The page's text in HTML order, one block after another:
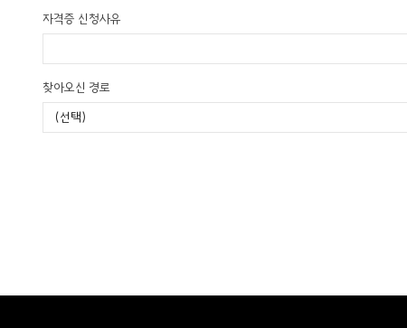
다만, 다음의 사유에 해당하는 경우에는 해당 기간 종료 시까지
1) 「전자상거래 등에서의 소비자 보호에 관한 법률」에 따른 표시․광고, 계
- 표시․광고에 관한 기록 : 6월
- 계약 또는 청약 철회, 대금결제, 재화 등의 공급기록 : 5년
- 소비자 불만 또는 분쟁 처리에 관한 기록 : 3년
② 회사는 원활한 서비스 제공을 위해 다음의 경우 개인정보보호법 제17
자격증 신청사유
찾아오신 경로